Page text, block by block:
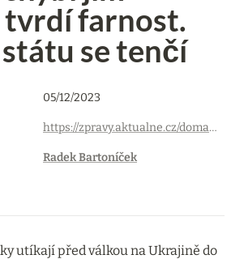
tvrdí farnost.
se tenčí
05/12/2023
https://zpravy.aktualne.cz/domaci/uprchlici-z-ukrajiny/r~c6c308248dda11eea3c0ac1f6b220ee8/
Radek Bartoníček
utíkají před válkou na Ukrajině do